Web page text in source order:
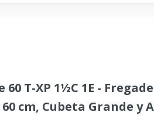
60 T-XP 1½C 1E -
cm, Cubeta Grande y